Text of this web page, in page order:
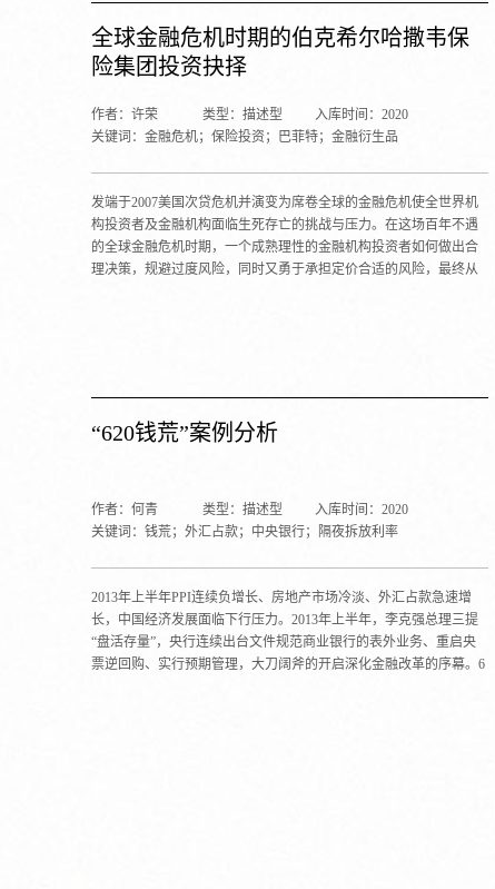
全球金融危机时期的伯克希尔哈撒韦保
险集团投资抉择
作者：许荣 类型：描述型
入库时间：2020
关键词：金融危机；保险投资；巴菲特；金融衍生品
发端于2007美国次贷危机并演变为席卷全球的金融危机使全世界机
构投资者及金融机构面临生死存亡的挑战与压力。在这场百年不遇
的全球金融危机时期，一个成熟理性的金融机构投资者如何做出合
理决策，规避过度风险，同时又勇于承担定价合适的风险，最终从
“620钱荒”案例分析
作者：何青 类型：描述型
入库时间：2020
关键词：钱荒；外汇占款；中央银行；隔夜拆放利率
2013年上半年PPI连续负增长、房地产市场冷淡、外汇占款急速增
长，中国经济发展面临下行压力。2013年上半年，李克强总理三提
“盘活存量”，央行连续出台文件规范商业银行的表外业务、重启央
票逆回购、实行预期管理，大刀阔斧的开启深化金融改革的序幕。6